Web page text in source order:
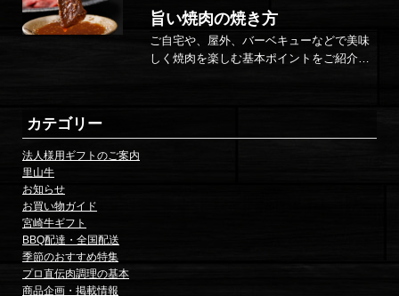
旨い焼肉の焼き方
ご自宅や、屋外、バーベキューなどで美味
しく焼肉を楽しむ基本ポイントをご紹介し
カテゴリー
法人様用ギフトのご案内
里山牛
お知らせ
お買い物ガイド
宮崎牛ギフト
BBQ配達・全国配送
季節のおすすめ特集
プロ直伝肉調理の基本
商品企画・掲載情報